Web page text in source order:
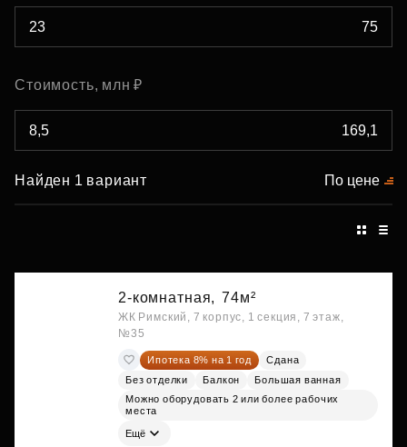
Стоимость, млн ₽
Найден 1 вариант По цене
2-комнатная, 74м²
ЖК Римский, 7 корпус, 1 секция, 7 этаж,
№35
Ипотека 8% на 1 год
Сдана
Без отделки
Балкон
Большая ванная
Можно оборудовать 2 или более рабочих
места
Ещё